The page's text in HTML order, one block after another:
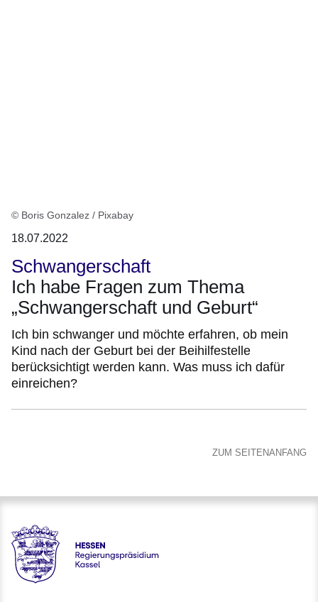
© Boris Gonzalez / Pixabay
18.07.2022
Schwangerschaft
Ich habe Fragen zum Thema
„Schwangerschaft und Geburt“
Ich bin schwanger und möchte erfahren, ob mein
Kind nach der Geburt bei der Beihilfestelle
berücksichtigt werden kann. Was muss ich dafür
einreichen?
ZUM SEITENANFANG
Hessen - Regierungspräsidium Kassel